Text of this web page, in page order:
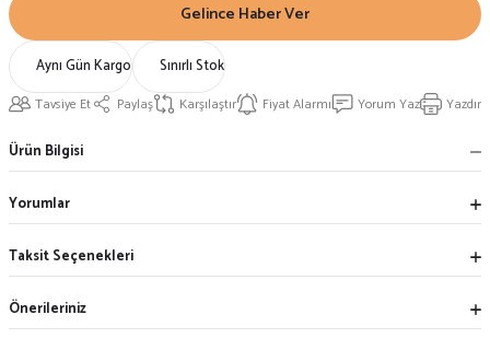
Gelince Haber Ver
Aynı Gün Kargo Sınırlı Stok
Tavsiye Et Paylaş Karşılaştır Fiyat Alarmı Yorum Yaz Yazdır
Ürün Bilgisi
Yorumlar
Taksit Seçenekleri
Önerileriniz